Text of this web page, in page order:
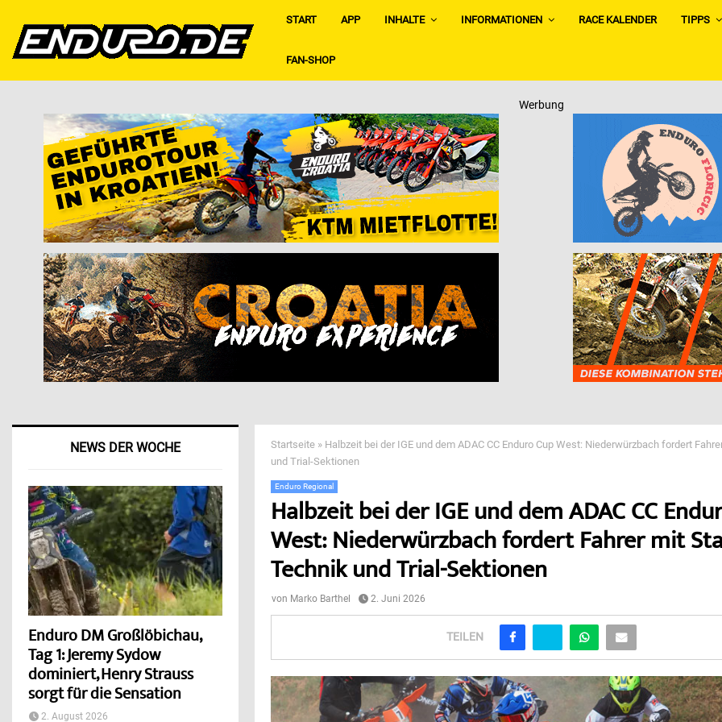
START APP INHALTE INFORMATIONEN RACE KALENDER TIPPS
FAN-SHOP
Werbung
Startseite » Halbzeit bei der IGE und dem ADAC CC Enduro Cup West: Niederwürzbach fordert
und Trial-Sektionen
Enduro Regional
Halbzeit bei der IGE und dem ADAC CC
West: Niederwürzbach fordert Fahrer mit
Technik und Trial-Sektionen
von Marko Barthel 2. Juni 2026
TEILEN
NEWS DER WOCHE
Enduro DM Großlöbichau,
Tag 1: Jeremy Sydow
dominiert, Henry Strauss
sorgt für die Sensation
2. August 2026